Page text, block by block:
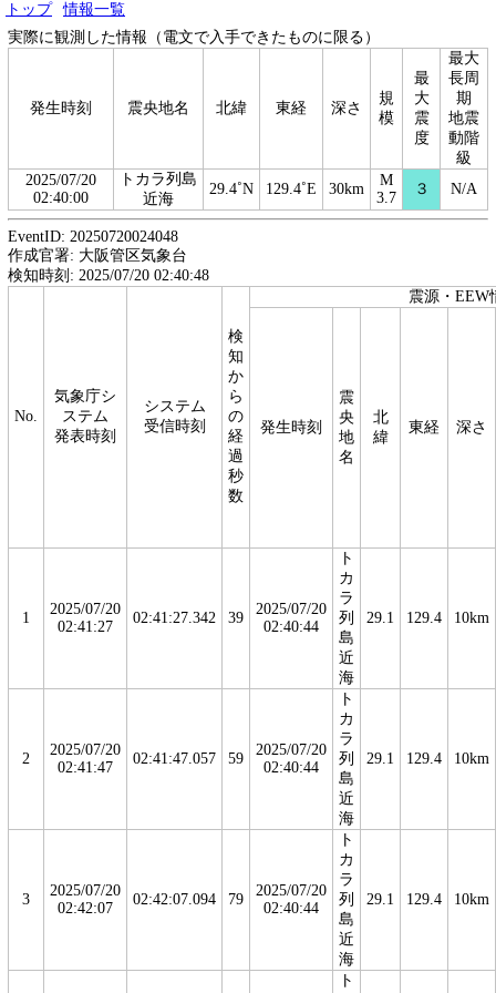
トップ
情報一覧
実際に観測した情報（電文で入手できたものに限る）
発生時刻 震央地名 北緯 東経 深さ
規
模
最
大
震
度
最大
長周
期
地震
動階
級
2025/07/20
02:40:00
トカラ列島
近海
29.4˚N 129.4˚E 30km
M
3.7
３ N/A
EventID: 20250720024048
作成官署: 大阪管区気象台
検知時刻: 2025/07/20 02:40:48
No.
気象庁シ
ステム
発表時刻
システム
受信時刻
検
知
か
ら
の
経
過
秒
数
震源・EEW
発生時刻
震
央
地
名
北
緯
東経 深さ
1
2025/07/20
02:41:27
02:41:27.342 39
2025/07/20
02:40:44
ト
カ
ラ
列
島
近
海
29.1 129.4 10km
2
2025/07/20
02:41:47
02:41:47.057 59
2025/07/20
02:40:44
ト
カ
ラ
列
島
近
海
29.1 129.4 10km
3
2025/07/20
02:42:07
02:42:07.094 79
2025/07/20
02:40:44
ト
カ
ラ
列
島
近
海
29.1 129.4 10km
ト